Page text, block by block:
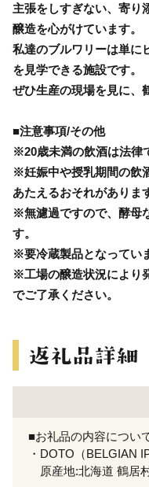
主張をしすぎない、寄り
醸造を心がけています。
私達のブルワリーは単に
を見学できる施設です。
ぜひ生産の現場を見に、
■注意事項/その他
※20歳未満の飲酒は法律
※妊娠中や授乳期間の飲
あたえるおそれがありま
※無濾過ですので、酵母
す。
※要冷蔵製品となってい
※工場の醸造状況により
でご了承ください。
■お礼品の内容につい
・DOTO（BELGIAN
原産地:北海道 鶴居